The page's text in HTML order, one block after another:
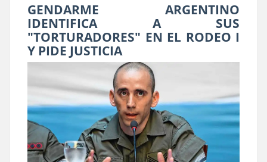
GENDARME ARGENTINO
IDENTIFICA A SUS
"TORTURADORES" EN EL RODEO I
Y PIDE JUSTICIA